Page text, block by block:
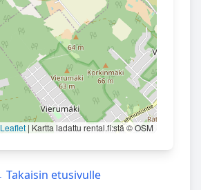
Leaflet | Kartta ladattu rental.fi:stä © OSM
Takaisin etusivulle